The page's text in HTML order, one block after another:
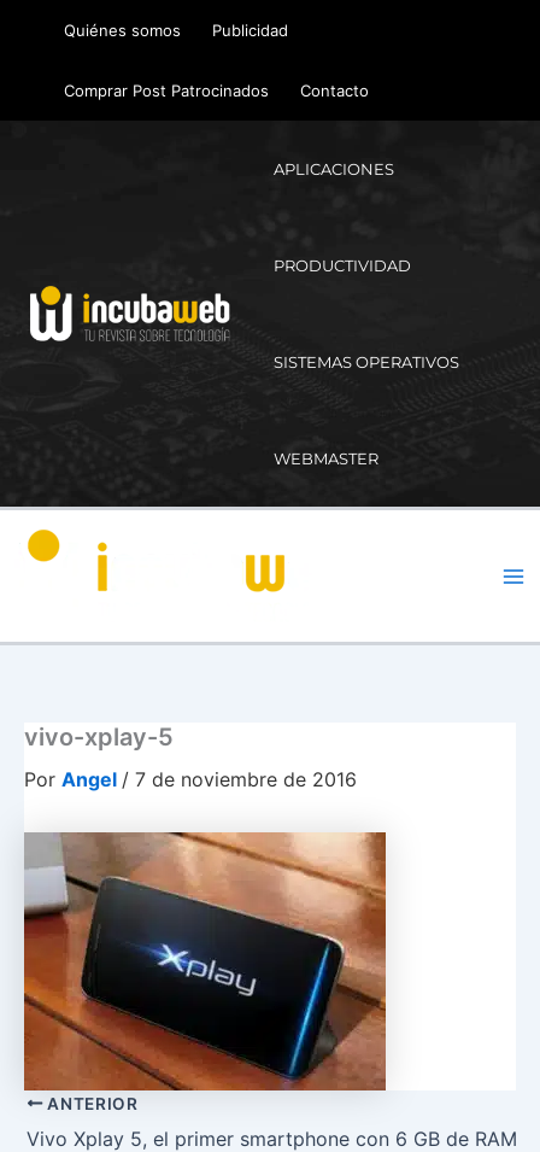
Quiénes somos Publicidad
Comprar Post Patrocinados Contacto
APLICACIONES
PRODUCTIVIDAD
SISTEMAS OPERATIVOS
WEBMASTER
vivo-xplay-5
Por Angel / 7 de noviembre de 2016
ANTERIOR
Vivo Xplay 5, el primer smartphone con 6 GB de RAM